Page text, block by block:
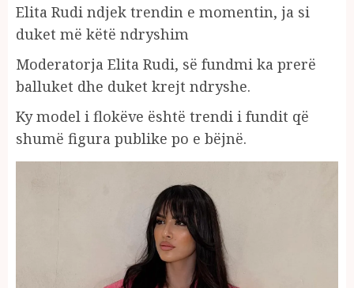
Elita Rudi ndjek trendin e momentin, ja si
duket më këtë ndryshim
Moderatorja Elita Rudi, së fundmi ka prerë
balluket dhe duket krejt ndryshe.
Ky model i flokëve është trendi i fundit që
shumë figura publike po e bëjnë.